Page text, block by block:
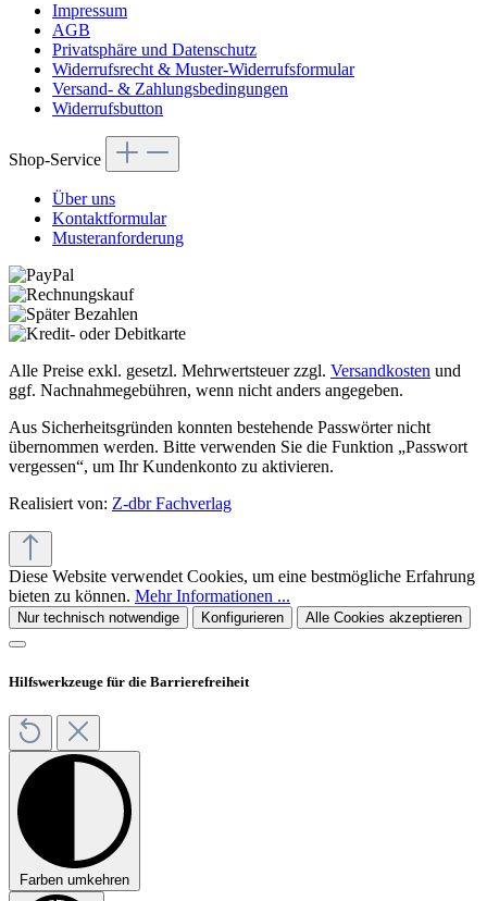
Impressum
AGB
Privatsphäre und Datenschutz
Widerrufsrecht & Muster-Widerrufsformular
Versand- & Zahlungsbedingungen
Widerrufsbutton
Shop-Service
Über uns
Kontaktformular
Musteranforderung
Alle Preise exkl. gesetzl. Mehrwertsteuer zzgl. Versandkosten und
ggf. Nachnahmegebühren, wenn nicht anders angegeben.
Aus Sicherheitsgründen konnten bestehende Passwörter nicht
übernommen werden. Bitte verwenden Sie die Funktion „Passwort
vergessen“, um Ihr Kundenkonto zu aktivieren.
Realisiert von: Z-dbr Fachverlag
Diese Website verwendet Cookies, um eine bestmögliche Erfahrung
bieten zu können. Mehr Informationen ...
Nur technisch notwendige Konfigurieren Alle Cookies akzeptieren
Hilfswerkzeuge für die Barrierefreiheit
Farben umkehren